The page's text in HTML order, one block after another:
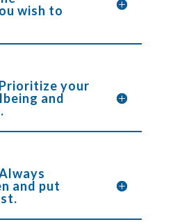
wish to
your
and
and put